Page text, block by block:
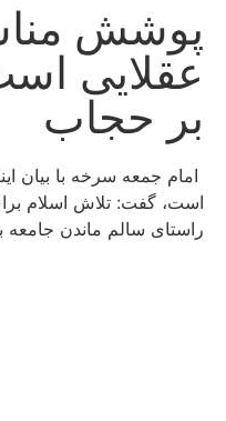
پوشش
عقلایی
بر حجاب
امام جمعه سرخه با بیان
است، گفت: تلاش اسلام
راستای سالم ماندن